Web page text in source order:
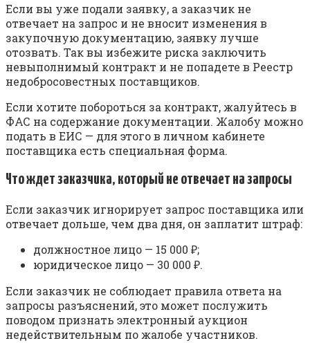
Если вы уже подали заявку, а заказчик не
отвечает на запрос и не вносит изменения в
закупочную документацию, заявку лучше
отозвать. Так вы избежите риска заключить
невыполнимый контракт и не попадете в Реестр
недобросовестных поставщиков.
Если хотите побороться за контракт, жалуйтесь в
ФАС на содержание документации. Жалобу можно
подать в ЕИС — для этого в личном кабинете
поставщика есть специальная форма.
Что ждет заказчика, который не отвечает на запросы
Если заказчик игнорирует запрос поставщика или
отвечает дольше, чем два дня, он заплатит штраф:
должностное лицо — 15 000 ₽;
юридическое лицо — 30 000 ₽.
Если заказчик не соблюдает правила ответа на
запросы разъяснений, это может послужить
поводом признать электронный аукцион
недействительным по жалобе участников.